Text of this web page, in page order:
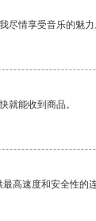
尽情享受音乐的魅力
就能收到商品。
高速度和安全性的